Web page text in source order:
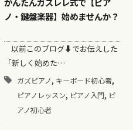
ノ・鍵盤楽器】始めませんか？
以前このブログ⬇︎でお伝えした
「新しく始めた…
ガズピアノ, キーボード初心者,
ピアノレッスン, ピアノ入門, ピ
アノ初心者